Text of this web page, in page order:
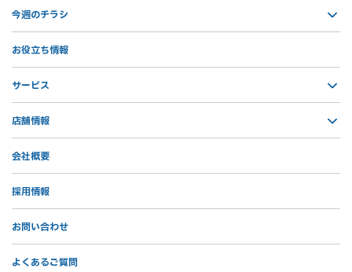
今週のチラシ
お役立ち情報
サービス
店舗情報
会社概要
採用情報
お問い合わせ
よくあるご質問